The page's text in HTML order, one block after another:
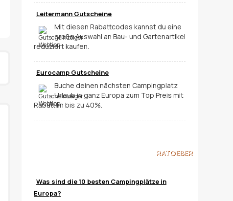
Leitermann Gutscheine
Mit diesen Rabattcodes kannst du eine
große Auswahl an Bau- und Gartenartikel
reduziert kaufen.
Eurocamp Gutscheine
Buche deinen nächsten Campingplatz
Urlaub in ganz Europa zum Top Preis mit
Rabatten bis zu 40%.
RATGEBER
Was sind die 10 besten Campingplätze in
Europa?